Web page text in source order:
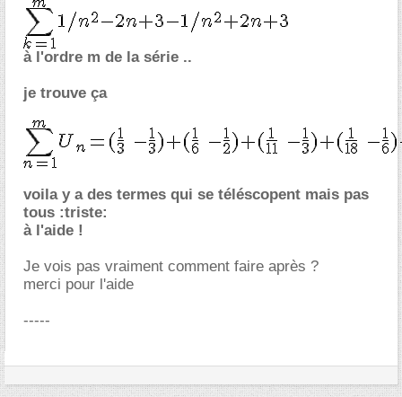
à l'ordre m de la série ..
je trouve ça
voila y a des termes qui se téléscopent mais pas
tous :triste:
à l'aide !
Je vois pas vraiment comment faire après ?
merci pour l'aide
-----